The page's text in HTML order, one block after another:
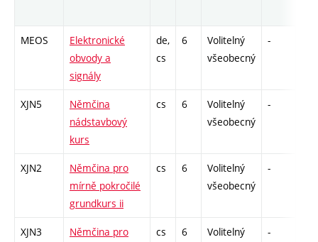
MEOS
Elektronické
obvody a
signály
de,
cs
6
Volitelný
všeobecný
-
XJN5
Němčina
nádstavbový
kurs
cs 6
Volitelný
všeobecný
-
XJN2
Němčina pro
mírně pokročilé
grundkurs ii
cs 6
Volitelný
všeobecný
-
XJN3
Němčina pro
cs 6
Volitelný
-